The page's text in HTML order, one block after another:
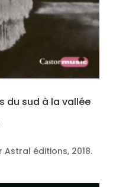
du sud à la vallée
éditions, 2018.